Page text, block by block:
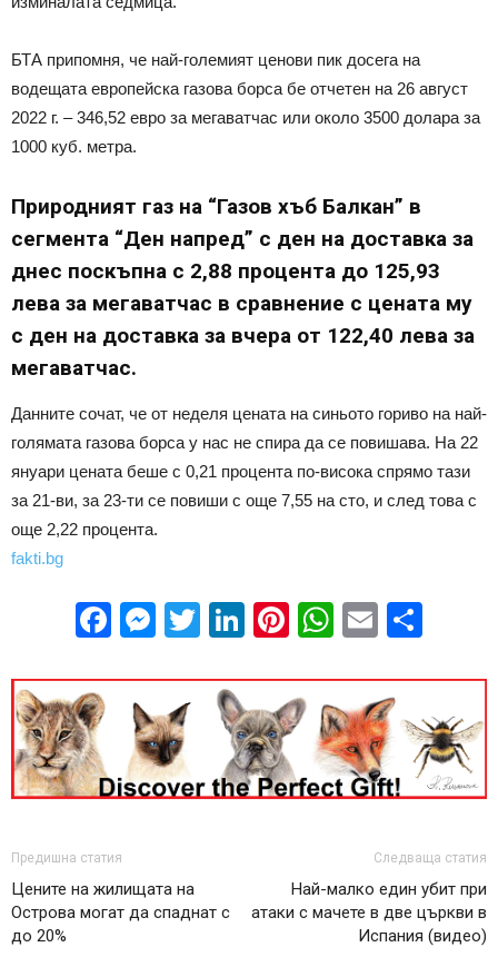
БТА припомня, че най-големият ценови пик досега на
водещата европейска газова борса бе отчетен на 26 август
2022 г. – 346,52 евро за мегаватчас или около 3500 долара за
1000 куб. метра.
Природният газ на “Газов хъб Балкан” в
сегмента “Ден напред” с ден на доставка за
днес поскъпна с 2,88 процента до 125,93
лева за мегаватчас в сравнение с цената му
с ден на доставка за вчера от 122,40 лева за
мегаватчас.
Данните сочат, че от неделя цената на синьото гориво на най-
голямата газова борса у нас не спира да се повишава. На 22
януари цената беше с 0,21 процента по-висока спрямо тази
за 21-ви, за 23-ти се повиши с още 7,55 на сто, и след това с
още 2,22 процента.
fakti.bg
Facebook
Messenger
Twitter
LinkedIn
Pinterest
WhatsApp
Email
Предишна статия
Цените на жилищата на
Острова могат да спаднат с
до 20%
Следваща статия
Най-малко един убит при
атаки с мачете в две църкви в
Испания (видео)